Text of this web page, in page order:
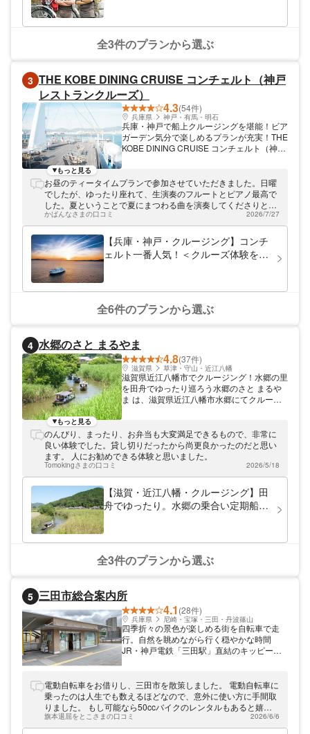
全3件のプランから選ぶ
3 THE KOBE DINING CRUISE コンチェルト（神戸
レストランクルーズ）
4.3(54件)
兵庫県 神戸・有馬・明石
兵庫・神戸で船上クルージングを堪能！ビア
ガーデン気分で楽しめるプランが充実！THE
KOBE DINING CRUISE コンチェルト（神戸
神戸港から明石海峡大橋まで、大阪湾をぐる
っと一周するコースをご用意。フレンチメイ
ンの美味しい料理を味わいながら、神戸の町
並みと山々を存分にご堪能いただけます。ビ
アガーデン気分で楽しめる飲み放題プランも
充実しているので、宴会や女子会、パーティ
ーにもピッタリです。ぜひさまざまなシーン
でご利用ください。
もっと見る
お昼のティータイムプランで参加させていただきました。日曜
でしたが、ゆったり座れて、生演奏のフルートとピアノ最高で
した。夏ということで夏にまつわる曲を演奏してくださりとて
も優雅な時間でした。子供から大人までみんなが知ってる曲で
とても楽しめました。ケーキも美味しかったです。
かばんなさまの口コミ 2026/7/27
【兵庫・神戸・クルージング】コンチ
ェルト一番人気！＜クルーズ体験をお
付・1日4便から選択(ランチorティー
orトワイライトorナイト)
全6件のプランから選ぶ
4 水郷のさと まるやま
4.8(37件)
滋賀県 草津・守山・近江八幡
滋賀県近江八幡市でクルージング！水郷の里
を田舟でゆったり巡ろう水郷のさと まるや
ま は、滋賀県近江八幡市水郷にてクルージ
折々の風景を眺めながら、ゆったりとクルー
ジングを満喫していただけます。貸切であれ
ば、ペットとの乗船やお食事も可能！思い出
に残る、特別な時間をお過ごしいただけま
す。船乗り場までは、「彦根IC」・「八日市
IC」から約45分、「竜王IC」から約30分で
す。
もっと見る
のんびり、まったり、お弁当も大変満足できるもので、非常に
良い体験でした。貸し切りだったから尚更良かったのだと思い
ます。 人にお勧めできる体験と思いました。
Tomokingさまの口コミ 2026/5/18
【滋賀・近江八幡・クルージング】田
舟でゆったり。水郷の乗合い定期船
全3件のプランから選ぶ
5 三田市総合案内所
4.1 (28件)
兵庫県 尼崎・宝塚・三田・丹波篠山
四季折々の景色が楽しめる街を自転車で走
行。自然を眺めながら行く穏やかな時間
JR・神戸電鉄「三田駅」直結のキッピース
施。三田市内の観光スポットなどを自由に周
遊できますよ。自転車はスポーティーなE-
BIKEタイプと親しみのあるママチャリ型カ
ジュアルタイプをご用意。お好みのスタイル
で三田市内を走行しましょう。
電動自転車をお借りし、三田市を散策しました。 電動自転車に
乗ったのは人生でも数えるほどなので、意外に使い方に手間取
りました。 もし可能なら50ccバイクのレンタルもあると嬉し
いです。
旗本退屈をとこさまの口コミ 2026/6/6